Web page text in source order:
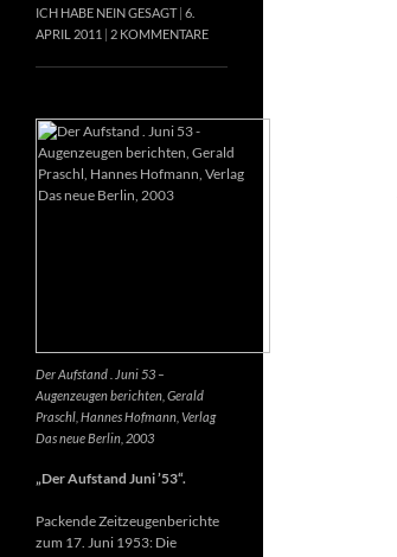
ICH HABE NEIN GESAGT 6.
APRIL 2011
2 KOMMENTARE
Der Aufstand . Juni 53 –
Augenzeugen berichten, Gerald
Praschl, Hannes Hofmann, Verlag
Das neue Berlin, 2003
„Der Aufstand Juni ’53“.
Packende Zeitzeugenberichte
zum 17. Juni 1953: Die